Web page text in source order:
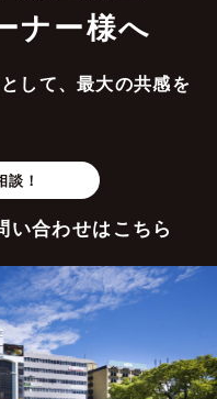
ナー様へ
して、最大の共感を
談！
い合わせはこちら
動産管理エリア>八尾市